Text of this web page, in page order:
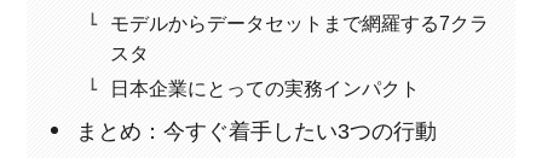
モデルからデータセットまで網羅する7クラ
スタ
日本企業にとっての実務インパクト
まとめ：今すぐ着手したい3つの行動